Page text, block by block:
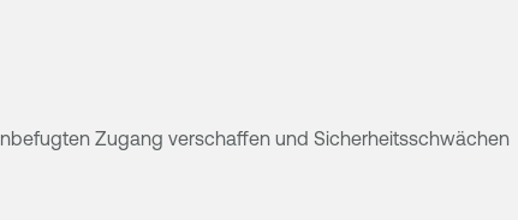
Zugang verschaffen und Sicherheitsschwächen